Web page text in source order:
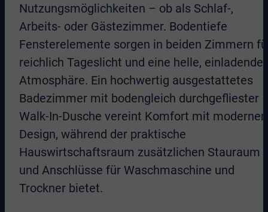
Nutzungsmöglichkeiten – ob als Schlaf-,
Arbeits- oder Gästezimmer. Bodentiefe
Fensterelemente sorgen in beiden Zimmern
reichlich Tageslicht und eine helle, einladende
Atmosphäre. Ein hochwertig ausgestattetes
Badezimmer mit bodengleich durchgefliester
Walk-In-Dusche vereint Komfort mit
Design, während der praktische
Hauswirtschaftsraum zusätzlichen Stauraum
und Anschlüsse für Waschmaschine und
Trockner bietet.